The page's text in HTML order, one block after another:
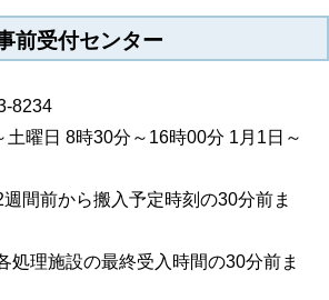
前受付センター
8234
土曜日 8時30分～16時00分 1月1日～
間前から搬入予定時刻の30分前ま
処理施設の最終受入時間の30分前ま